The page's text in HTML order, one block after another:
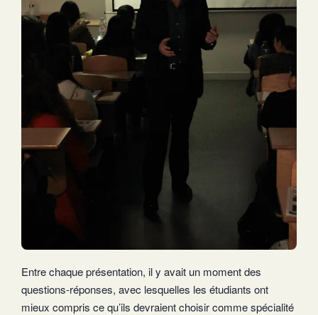
Entre chaque présentation, il y avait un moment des
questions-réponses, avec lesquelles les étudiants ont
mieux compris ce qu’ils devraient choisir comme spécialité